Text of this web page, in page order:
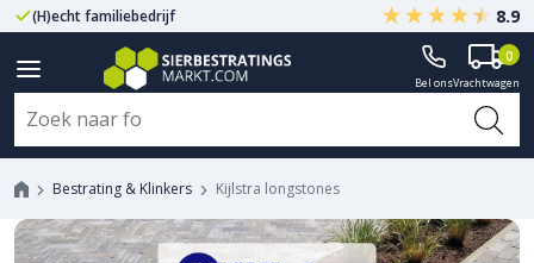
(H)echt familiebedrijf Gegarandeerd A-kwaliteit
8.9
Bel onsVrachtwagen
0
Bestrating & Klinkers Kijlstra longstones